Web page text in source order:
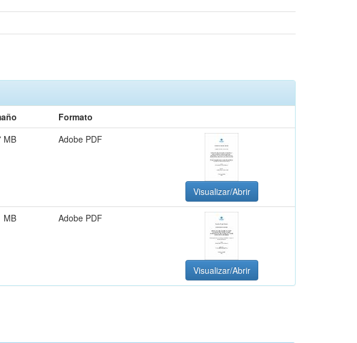
Formato
MB Adobe PDF
Visualizar/Abrir
MB Adobe PDF
Visualizar/Abrir